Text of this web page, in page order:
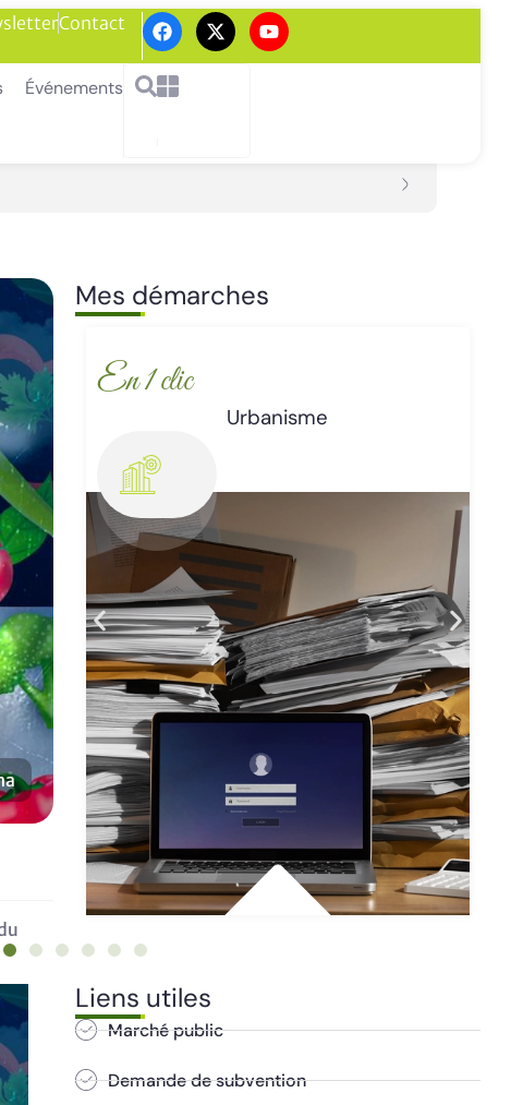
Contact
Événements
Mes démarches
En 1 clic
Enlèvement d’épaves
Liens utiles
Marché public
Demande de subvention